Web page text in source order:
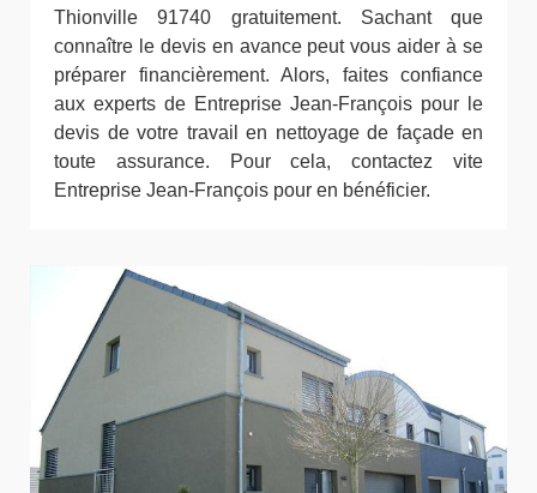
Thionville 91740 gratuitement. Sachant que
connaître le devis en avance peut vous aider à se
préparer financièrement. Alors, faites confiance
aux experts de Entreprise Jean-François pour le
devis de votre travail en nettoyage de façade en
toute assurance. Pour cela, contactez vite
Entreprise Jean-François pour en bénéficier.